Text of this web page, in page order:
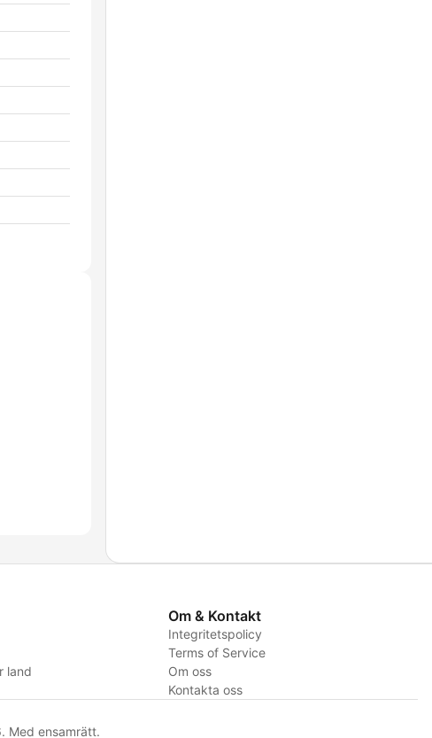
land
Om & Kontakt
Integritetspolicy
Terms of Service
Om oss
Kontakta oss
Med ensamrätt.